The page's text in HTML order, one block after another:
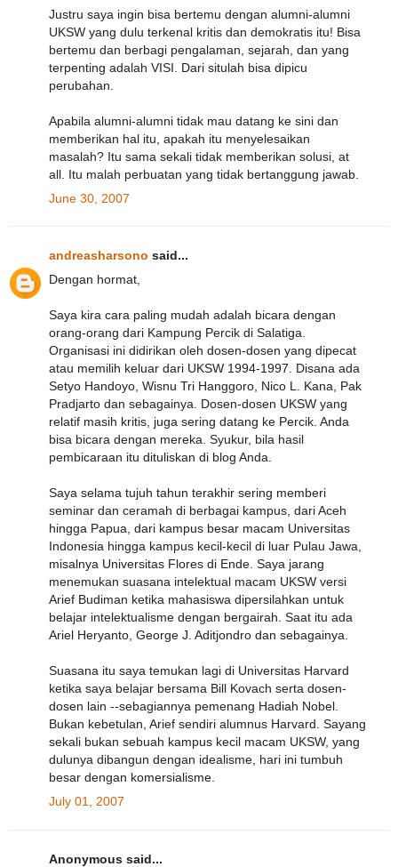
Justru saya ingin bisa bertemu dengan alumni-alumni
UKSW yang dulu terkenal kritis dan demokratis itu! Bisa
bertemu dan berbagi pengalaman, sejarah, dan yang
terpenting adalah VISI. Dari situlah bisa dipicu
perubahan.
Apabila alumni-alumni tidak mau datang ke sini dan
memberikan hal itu, apakah itu menyelesaikan
masalah? Itu sama sekali tidak memberikan solusi, at
all. Itu malah perbuatan yang tidak bertanggung jawab.
June 30, 2007
andreasharsono said...
Dengan hormat,
Saya kira cara paling mudah adalah bicara dengan
orang-orang dari Kampung Percik di Salatiga.
Organisasi ini didirikan oleh dosen-dosen yang dipecat
atau memilih keluar dari UKSW 1994-1997. Disana ada
Setyo Handoyo, Wisnu Tri Hanggoro, Nico L. Kana, Pak
Pradjarto dan sebagainya. Dosen-dosen UKSW yang
relatif masih kritis, juga sering datang ke Percik. Anda
bisa bicara dengan mereka. Syukur, bila hasil
pembicaraan itu dituliskan di blog Anda.
Saya selama tujuh tahun terakhir sering memberi
seminar dan ceramah di berbagai kampus, dari Aceh
hingga Papua, dari kampus besar macam Universitas
Indonesia hingga kampus kecil-kecil di luar Pulau Jawa,
misalnya Universitas Flores di Ende. Saya jarang
menemukan suasana intelektual macam UKSW versi
Arief Budiman ketika mahasiswa dipersilahkan untuk
belajar intelektualisme dengan bergairah. Saat itu ada
Ariel Heryanto, George J. Aditjondro dan sebagainya.
Suasana itu saya temukan lagi di Universitas Harvard
ketika saya belajar bersama Bill Kovach serta dosen-
dosen lain --sebagiannya pemenang Hadiah Nobel.
Bukan kebetulan, Arief sendiri alumnus Harvard. Sayang
sekali bukan sebuah kampus kecil macam UKSW, yang
dulunya dibangun dengan idealisme, hari ini tumbuh
besar dengan komersialisme.
July 01, 2007
Anonymous said...